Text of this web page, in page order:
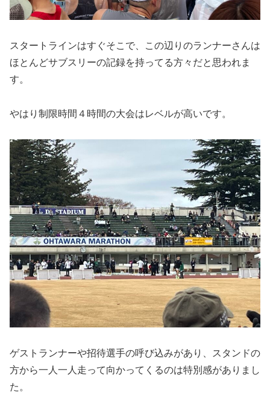
スタートラインはすぐそこで、この辺りのランナーさんは
ほとんどサブスリーの記録を持ってる方々だと思われま
す。
やはり制限時間４時間の大会はレベルが高いです。
ゲストランナーや招待選手の呼び込みがあり、スタンドの
方から一人一人走って向かってくるのは特別感がありまし
た。